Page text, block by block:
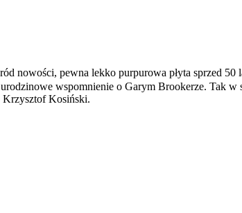
pewna lekko purpurowa płyta sprzed 50
wspomnienie o Garym Brookerze. Tak w
Krzysztof Kosiński.